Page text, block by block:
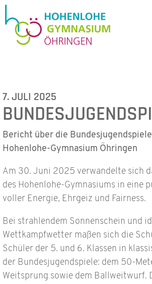
7. JULI 2025
Bericht über die
Hohenlohe-Gymnasium Öhringen
Am 30. Juni 2025 verwandelte sich
des Hohenlohe-Gymnasiums in eine
voller Energie, Ehrgeiz und Fairness.
Bei strahlendem Sonnenschein und
Wettkampfwetter maßen sich die
Schüler der 5. und 6. Klassen in
der Bundesjugendspiele: dem 50-
Weitsprung sowie dem Ballweitwurf.